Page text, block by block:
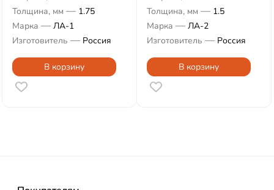
Толщина, мм — 1.75
Марка — ЛА-1
Изготовитель — Россия
В корзину
Толщина, мм — 1.5
Марка — ЛА-2
Изготовитель — Россия
В корзину